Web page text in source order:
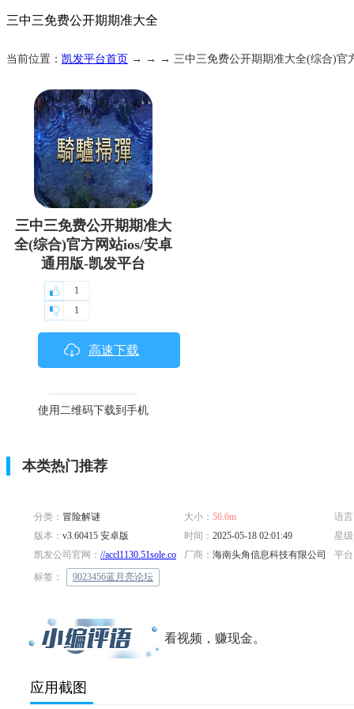
三中三免费公开期期准大全
当前位置： 凯发平台首页 → → → 三中三免费公开期期准大全(综合)官
三中三免费公开期期准大
全(综合)官方网站ios/安卓
通用版-凯发平台
1
1
高速下载
使用二维码下载到手机
本类热门推荐
分类： 冒险解谜 大小： 56.6m
语
版本： v3.60415 安卓版 时间： 2025-05-18 02:01:49
星
凯发公司官网： //accl1130.51sole.com/app05188168/
厂商： 海南头角信息科技有限公司
平
标签：
9023456蓝月亮论坛
看视频，赚现金。
应用截图